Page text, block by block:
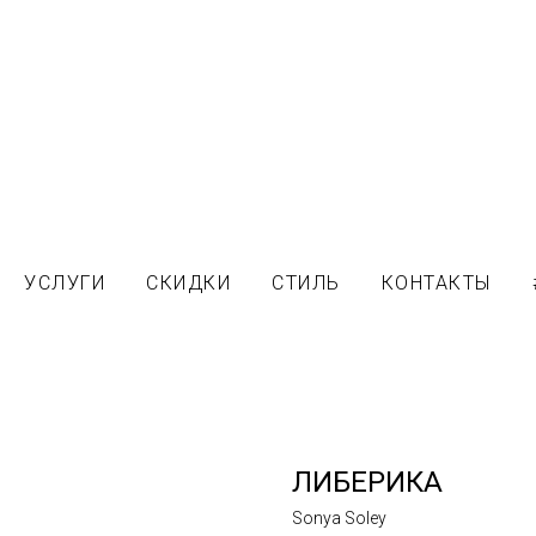
УСЛУГИ СКИДКИ СТИЛЬ КОНТАКТЫ
ЛИБЕРИКА
Sonya Soley